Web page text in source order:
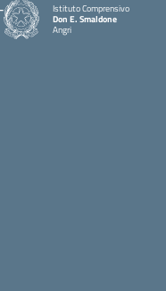
Istituto Comprensivo
Don E. Smaldone
Angri